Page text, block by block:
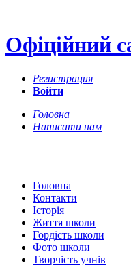
Офіційний
Регистрация
Войти
Головна
Написати нам
Головна
Контакти
Історія
Життя школи
Гордість школи
Фото школи
Творчість учнів